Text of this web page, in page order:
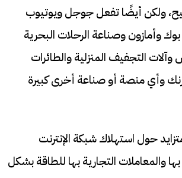
ولكن أيضًا تفعل جوجل ويوتيوب
وأمازون وصناعة الرحلات البحرية
التجفيف المنزلية والطائرات
وأي منصة أو صناعة أخرى كبيرة
حول استهلاك شبكة الإنترنت
بها والمعاملات التجارية بها للطاقة بشكل